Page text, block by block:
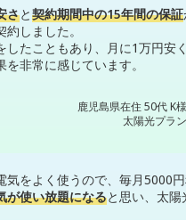
さと契約期間中の15年間の保証
しました。
したこともあり、月に1万円安
非常に感じています。
鹿児島県在住 50代 K様
太陽光プラン
気をよく使うので、毎月5000
が使い放題になると思い、太陽